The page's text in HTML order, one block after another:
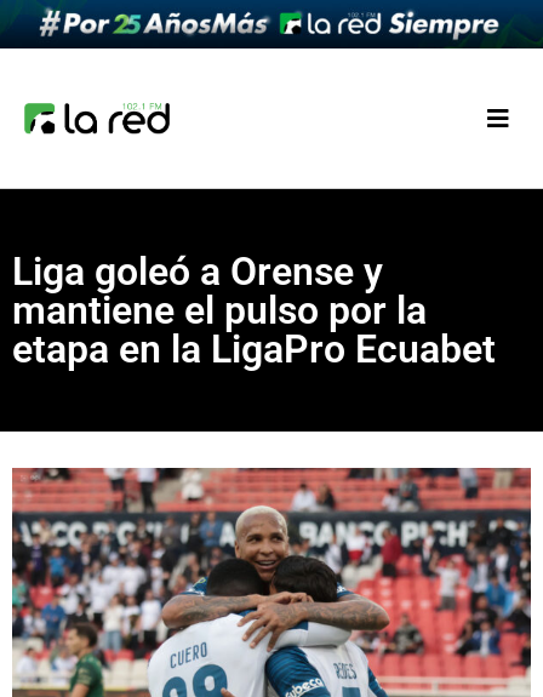
Liga goleó a Orense y
mantiene el pulso por la
etapa en la LigaPro Ecuabet